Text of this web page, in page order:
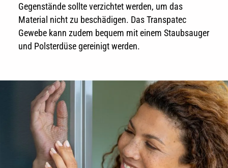
Gegenstände sollte verzichtet werden, um das
Material nicht zu beschädigen. Das Transpatec
Gewebe kann zudem bequem mit einem Staubsauger
und Polsterdüse gereinigt werden.